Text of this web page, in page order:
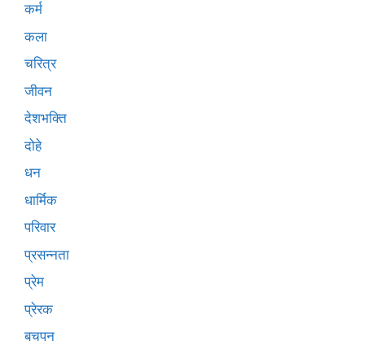
कर्म
कला
चरित्र
जीवन
देशभक्ति
दोहे
धन
धार्मिक
परिवार
प्रसन्नता
प्रेम
प्रेरक
बचपन